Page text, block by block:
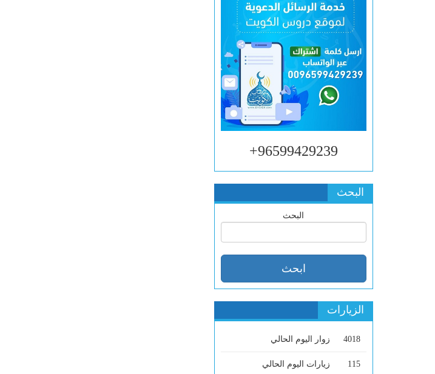
96599429239+
البحث
البحث
الزيارات
4018 زوار اليوم الحالي
115 زيارات اليوم الحالي